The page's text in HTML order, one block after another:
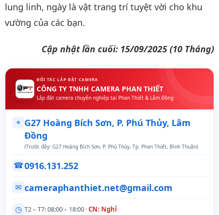
lung linh, ngày là vật trang trí tuyệt vời cho khu
vường của các bạn.
Cập nhật lần cuối: 15/09/2025 (10 Tháng)
ĐỐI TÁC LẮP ĐẶT CAMERA
CÔNG TY TNHH CAMERA PHAN THIẾT
Lắp đặt camera chuyên nghiệp tại Phan Thiết & Lâm Đồng
⌖ G27 Hoàng Bích Sơn, P. Phú Thủy, Lâm
Đồng
(Trước đây: G27 Hoàng Bích Sơn, P. Phú Thủy, Tp. Phan Thiết, Bình Thuận)
☎0916.131.252
✉ cameraphanthiet.net@gmail.com
◷ T2 – T7: 08:00 – 18:00 ·CN: Nghỉ